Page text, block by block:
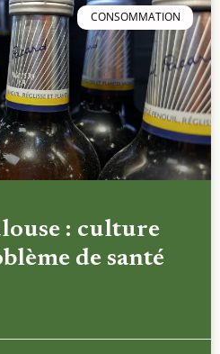
CONSOMMATION
: culture
de santé